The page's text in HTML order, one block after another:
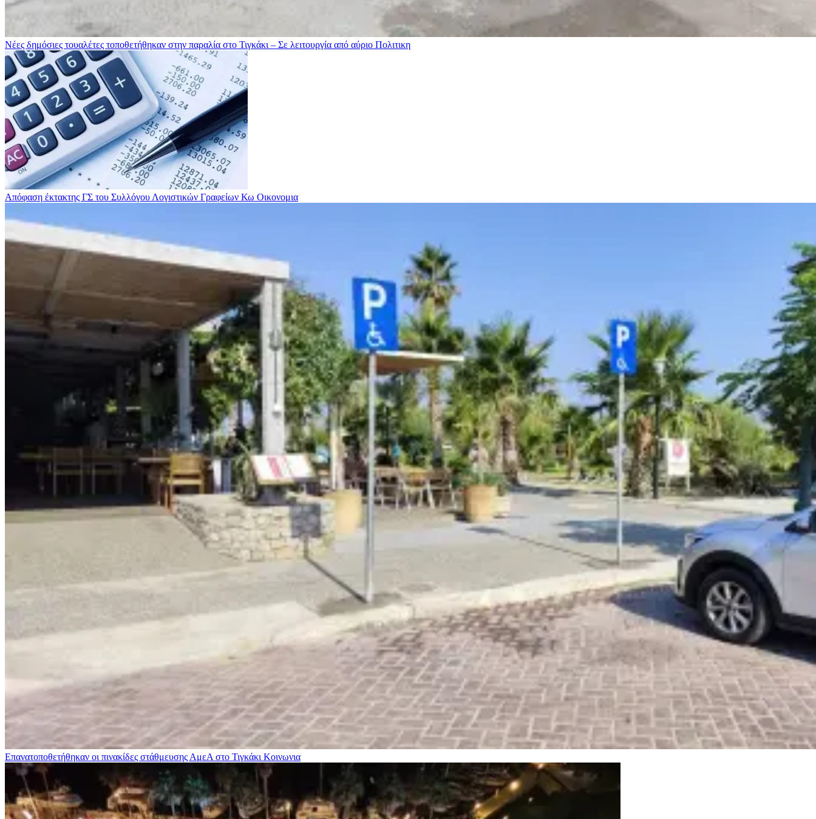
Νέες δημόσιες τουαλέτες τοποθετήθηκαν στην παραλία στο Τιγκάκι – Σε λειτουργία από αύριο Πολιτικη
Απόφαση έκτακτης ΓΣ του Συλλόγου Λογιστικών Γραφείων Κω Οικονομια
Επανατοποθετήθηκαν οι πινακίδες στάθμευσης ΑμεΑ στο Τιγκάκι Κοινωνια